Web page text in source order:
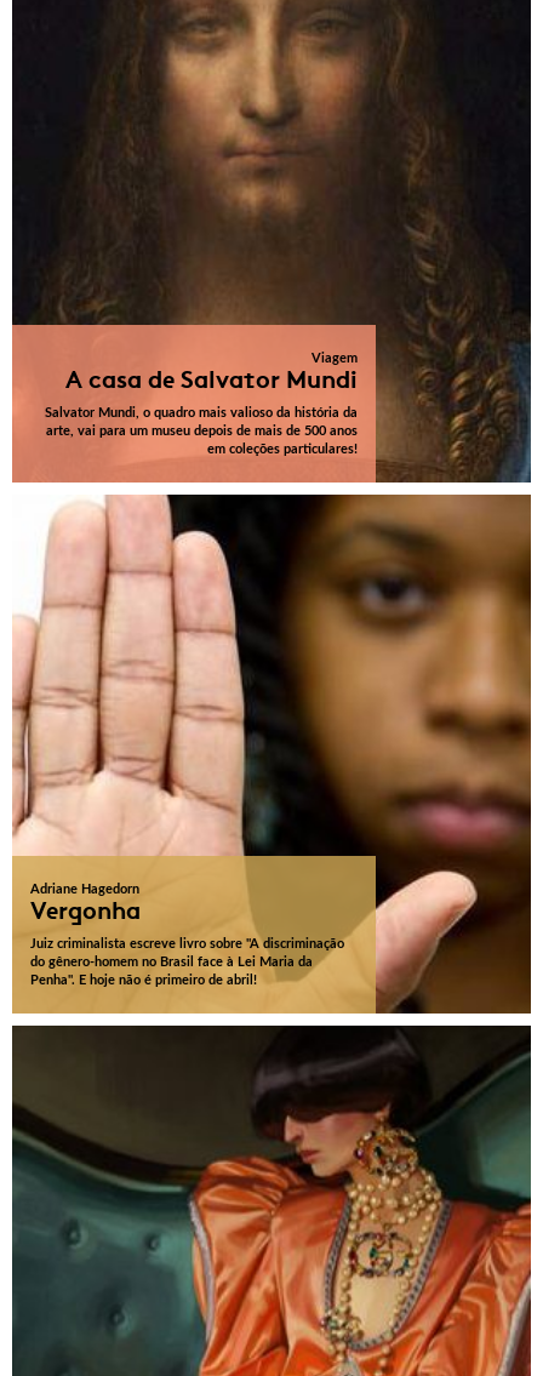
Viagem
A casa de Salvator Mundi
Salvator Mundi, o quadro mais valioso da história da
arte, vai para um museu depois de mais de 500 anos
em coleções particulares!
Adriane Hagedorn
Vergonha
Juiz criminalista escreve livro sobre "A discriminação
do gênero-homem no Brasil face à Lei Maria da
Penha". E hoje não é primeiro de abril!